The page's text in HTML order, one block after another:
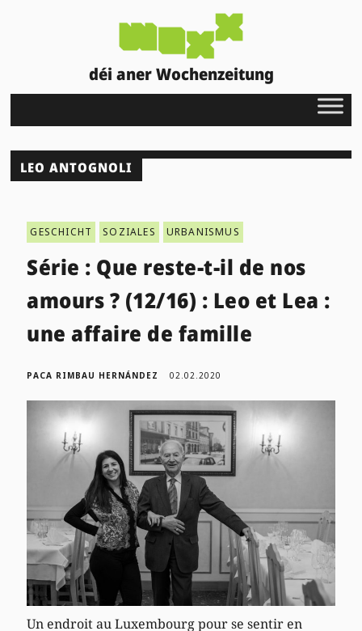
déi aner Wochenzeitung
LEO ANTOGNOLI
GESCHICHT SOZIALES URBANISMUS
Série : Que reste-t-il de nos
amours ? (12/16) : Leo et Lea :
une affaire de famille
PACA RIMBAU HERNÁNDEZ 02.02.2020
Un endroit au Luxembourg pour se sentir en